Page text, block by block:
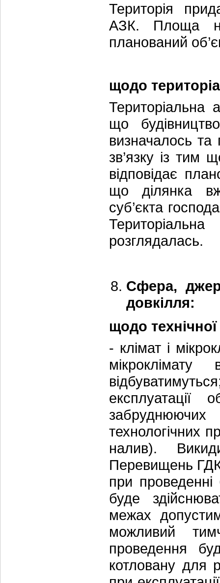
Територія
АЗК. Площа
планований
щодо
Територіальна
що
визначалось
зв’язку із тим
відповідає
що ділянка
суб’єкта
розглядалась.
Сфера,
довкілля:
щодо
- клімат і
експлуатації
технологічних
налив).
Перевищень
при проведенні
буде
межах
можливий
проведення
котловану для